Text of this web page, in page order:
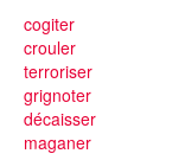
cogiter
crouler
terroriser
grignoter
décaisser
maganer